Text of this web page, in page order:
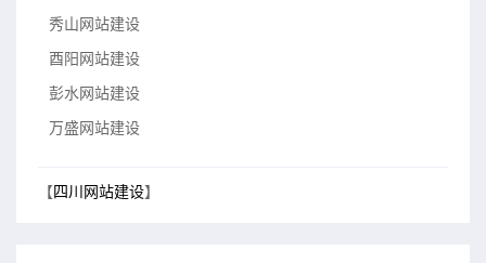
秀山网站建设
酉阳网站建设
彭水网站建设
万盛网站建设
【四川网站建设】